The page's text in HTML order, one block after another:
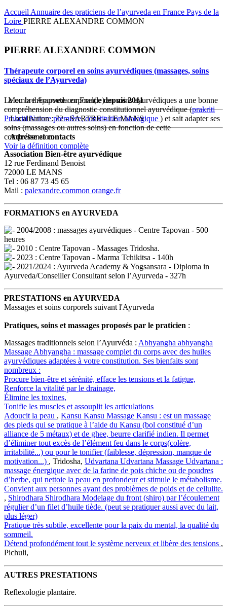
Accueil Annuaire des praticiens de l’ayurveda en France Pays de la
Loire PIERRE ALEXANDRE COMMON
Retour
PIERRE ALEXANDRE COMMON
Thérapeute corporel en soins ayurvédiques (massages, soins
spéciaux de l’Ayurveda)
Le ou la thérapeute corporel(le) en soins ayurvédiques a une bonne
compréhension du diagnostic constitutionnel ayurvédique (prakriti
Prakriti Nature première, constitution biologique ) et sait adapter ses
soins (massages ou autres soins) en fonction de cette
compréhension.
Voir la définition complète
Membre Ayurveda en Francedepuis 2011
Localisation : 72 - SARTRE - LE MANS
Adresse et contacts
Association Bien-être ayurvédique
12 rue Ferdinand Benoist
72000 LE MANS
Tel : 06 87 73 45 65
Mail : palexandre.common orange.fr
FORMATIONS en AYURVEDA
2004/2008 : massages ayurvédiques - Centre Tapovan - 500
heures
2010 : Centre Tapovan - Massages Tridosha.
2023 : Centre Tapovan - Marma Tchikitsa - 140h
2021/2024 : Ayurveda Academy & Yogsansara - Diploma in
Ayurveda/Conseiller Consultant selon l’Ayurveda - 327h
PRESTATIONS en AYURVEDA
Massages et soins corporels suivant l'Ayurveda
Pratiques, soins et massages proposés par le praticien :
Massages traditionnels selon l’Ayurvéda : Abhyangha abhyangha
Massage Abhyangha : massage complet du corps avec des huiles
ayurvédiques adaptées à votre constitution. Ses bienfaits sont
nombreux :
Procure bien-être et sérénité, efface les tensions et la fatigue,
Renforce la vitalité par le drainage,
Élimine les toxines,
Tonifie les muscles et assouplit les articulations
Adoucit la peau , Kansu Kansu Massage Kansu : est un massage
des pieds qui se pratique à l’aide du Kansu (bol constitué d’un
alliance de 5 métaux) et de ghee, beurre clarifié indien. Il permet
d’éliminer tout excès de l’élément feu dans le corps(colère,
irritabilité...) ou pour le tonifier (faiblesse, dépression, manque de
motivation...) , Tridosha, Udvartana Udvartana Massage Udvartana :
massage énergique avec de la farine de pois chiche ou de poudres
d’herbe, qui nettoie la peau en profondeur et stimule le métabolisme.
Convient aux personnes ayant des problèmes de poids et de cellulite.
, Shirodhara Shirodhara Modelage du front (shiro) par l’écoulement
régulier d’un filet d’huile tiède. (peut se pratiquer aussi avec du lait,
plus léger)
Pratique très subtile, excellente pour la paix du mental, la qualité du
sommeil.
Détend profondément tout le système nerveux et libère des tensions ,
Pichuli,
AUTRES PRESTATIONS
Reflexologie plantaire.